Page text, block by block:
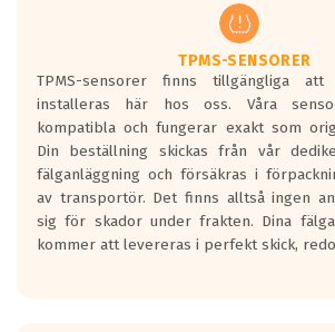
regelverket som introduceras år 2016.
Ett däck med två svarta vågor är redan
godkända för år 2016 nya regelverk.
Ett däck med en svart våg kommer vara
minst tre decibel tystare än det
regelverk som börjar gälla 2016.
TPMS-SENSORER
TPMS-sensorer finns tillgängliga
installeras här hos oss. Våra
kompatibla och fungerar exakt som
Din beställning skickas från vår
fälganläggning och försäkras i
av transportör. Det finns alltså ingen
sig för skador under frakten. Dina
kommer att levereras i perfekt skick,